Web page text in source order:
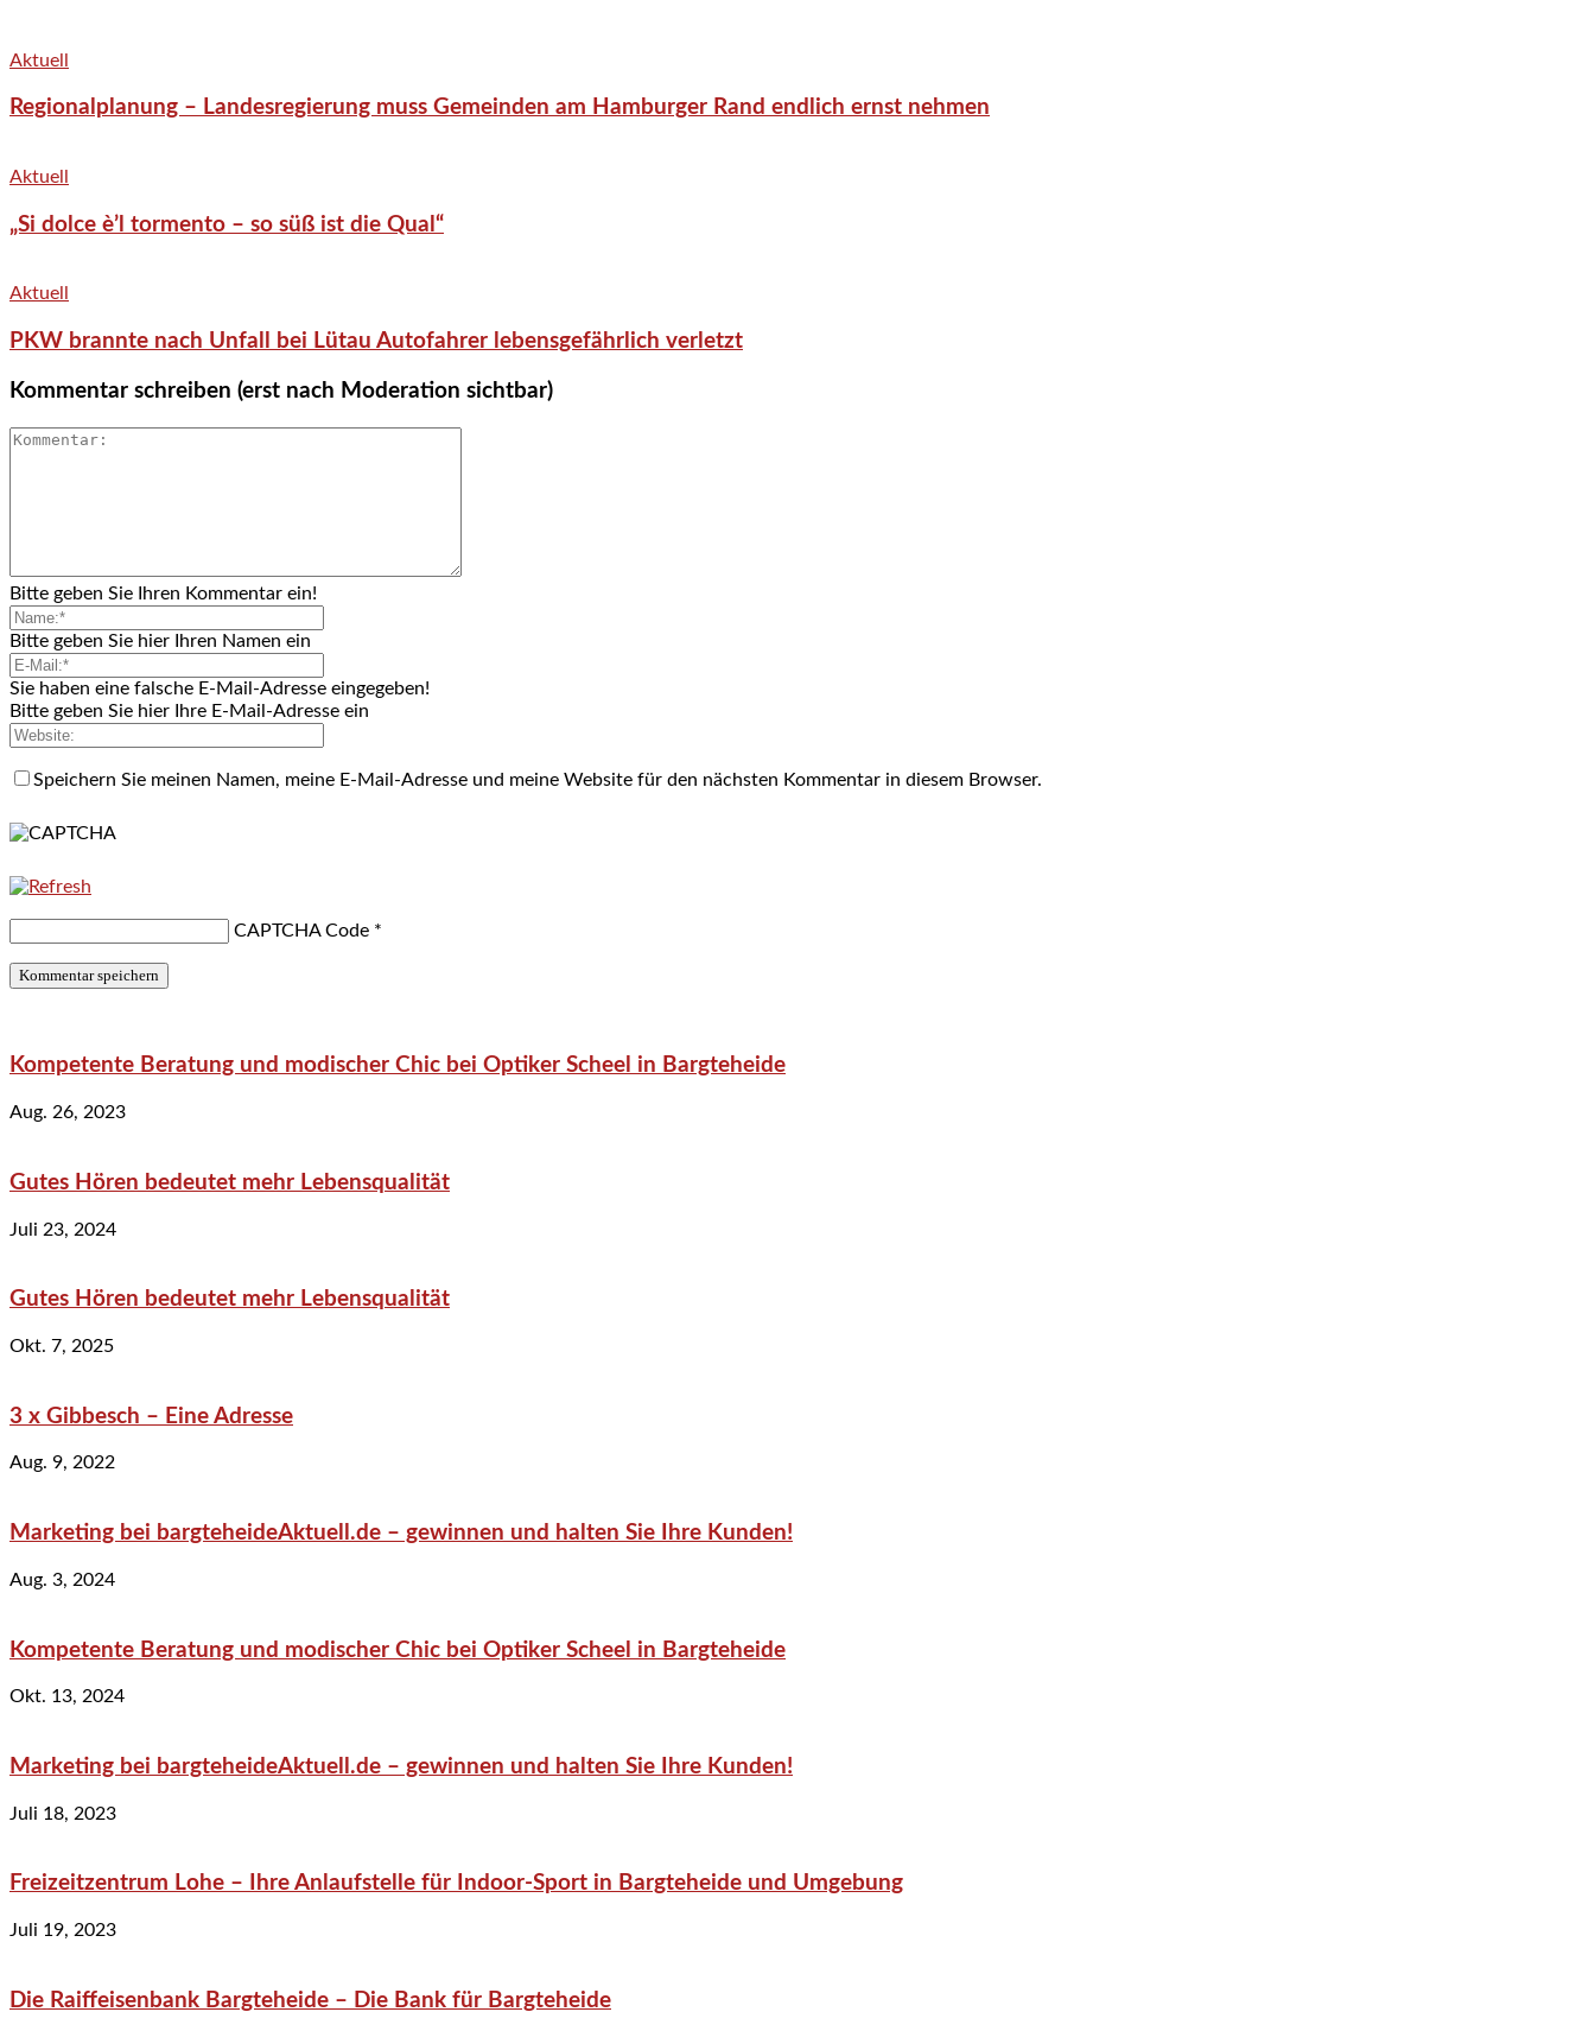
Aktuell
Regionalplanung – Landesregierung muss Gemeinden am Hamburger Rand endlich ernst nehmen
Aktuell
„Si dolce è’l tormento – so süß ist die Qual“
Aktuell
PKW brannte nach Unfall bei Lütau Autofahrer lebensgefährlich verletzt
Kommentar schreiben (erst nach Moderation sichtbar)
Bitte geben Sie Ihren Kommentar ein!
Bitte geben Sie hier Ihren Namen ein
Sie haben eine falsche E-Mail-Adresse eingegeben!
Bitte geben Sie hier Ihre E-Mail-Adresse ein
Speichern Sie meinen Namen, meine E-Mail-Adresse und meine Website für den nächsten Kommentar in diesem Browser.
CAPTCHA Code *
Kompetente Beratung und modischer Chic bei Optiker Scheel in Bargteheide
Aug. 26, 2023
Gutes Hören bedeutet mehr Lebensqualität
Juli 23, 2024
Gutes Hören bedeutet mehr Lebensqualität
Okt. 7, 2025
3 x Gibbesch – Eine Adresse
Aug. 9, 2022
Marketing bei bargteheideAktuell.de – gewinnen und halten Sie Ihre Kunden!
Aug. 3, 2024
Kompetente Beratung und modischer Chic bei Optiker Scheel in Bargteheide
Okt. 13, 2024
Marketing bei bargteheideAktuell.de – gewinnen und halten Sie Ihre Kunden!
Juli 18, 2023
Freizeitzentrum Lohe – Ihre Anlaufstelle für Indoor-Sport in Bargteheide und Umgebung
Juli 19, 2023
Die Raiffeisenbank Bargteheide – Die Bank für Bargteheide